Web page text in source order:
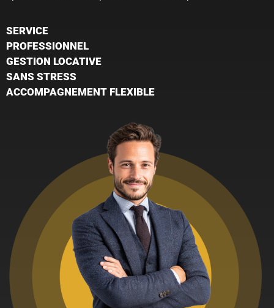
SERVICE
PROFESSIONNEL
GESTION LOCATIVE
SANS STRESS
ACCOMPAGNEMENT FLEXIBLE